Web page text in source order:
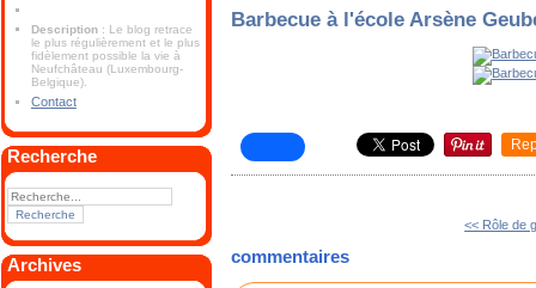
Description : Le blog retrace
le plus régulièrement et le plus
fidèlement possible la vie à
Neufchâteau (Luxembourg-
Belgique).
Contact
Recherche
Archives
Barbecue à l'école Arsène
<< Rôle de
commentaires